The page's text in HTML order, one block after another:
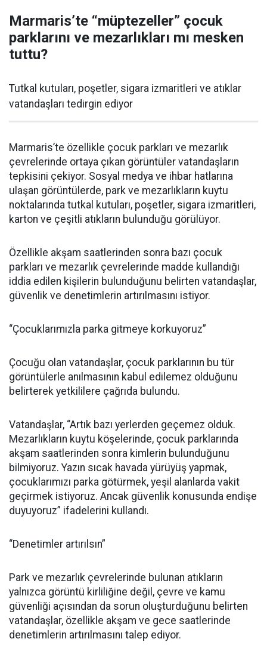
Marmaris’te “müptezeller” çocuk
parklarını ve mezarlıkları mı mesken
tuttu?
Tutkal kutuları, poşetler, sigara izmaritleri ve atıklar
vatandaşları tedirgin ediyor
Marmaris’te özellikle çocuk parkları ve mezarlık
çevrelerinde ortaya çıkan görüntüler vatandaşların
tepkisini çekiyor. Sosyal medya ve ihbar hatlarına
ulaşan görüntülerde, park ve mezarlıkların kuytu
noktalarında tutkal kutuları, poşetler, sigara izmaritleri,
karton ve çeşitli atıkların bulunduğu görülüyor.
Özellikle akşam saatlerinden sonra bazı çocuk
parkları ve mezarlık çevrelerinde madde kullandığı
iddia edilen kişilerin bulunduğunu belirten vatandaşlar,
güvenlik ve denetimlerin artırılmasını istiyor.
“Çocuklarımızla parka gitmeye korkuyoruz”
Çocuğu olan vatandaşlar, çocuk parklarının bu tür
görüntülerle anılmasının kabul edilemez olduğunu
belirterek yetkililere çağrıda bulundu.
Vatandaşlar, “Artık bazı yerlerden geçemez olduk.
Mezarlıkların kuytu köşelerinde, çocuk parklarında
akşam saatlerinden sonra kimlerin bulunduğunu
bilmiyoruz. Yazın sıcak havada yürüyüş yapmak,
çocuklarımızı parka götürmek, yeşil alanlarda vakit
geçirmek istiyoruz. Ancak güvenlik konusunda endişe
duyuyoruz” ifadelerini kullandı.
“Denetimler artırılsın”
Park ve mezarlık çevrelerinde bulunan atıkların
yalnızca görüntü kirliliğine değil, çevre ve kamu
güvenliği açısından da sorun oluşturduğunu belirten
vatandaşlar, özellikle akşam ve gece saatlerinde
denetimlerin artırılmasını talep ediyor.